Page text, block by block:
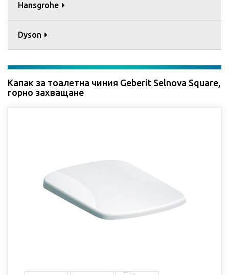
Hansgrohe
Dyson
Капак за тоалетна чиния Geberit Selnova Square,
горно захващане